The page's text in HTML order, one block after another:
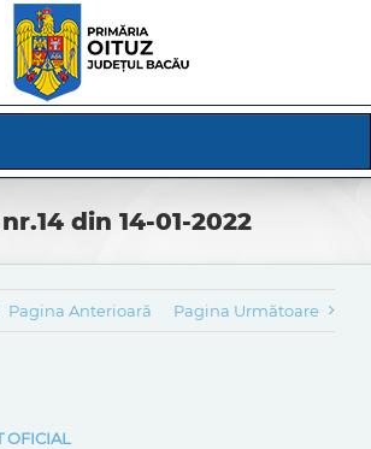
din 14-01-2022
Pagina Anterioară Pagina Următoare
OFICIAL